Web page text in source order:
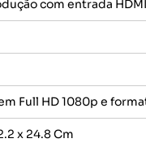
com entrada
Full HD 1080p e
x 24.8 Cm